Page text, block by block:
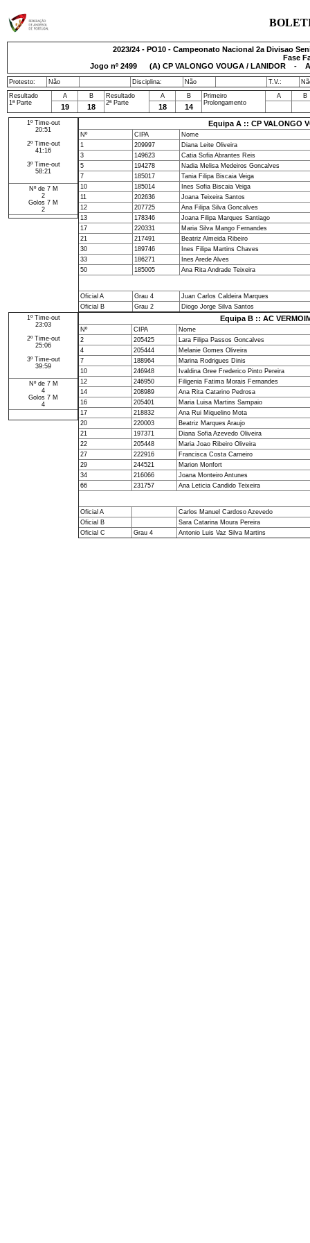
2023/24 - PO10 - Campeonato Nacional 2a Divisao
Fase
Jogo nº 2499(A) CP VALONGO VOUGA / LANIDOR -
Protesto: Não Disciplina: Não T.V.:
Resultado
1ª Parte
A B
Resultado
2ª Parte
A B
Primeiro
Prolongamento
A B
19 18 18 14
1º Time-out
20:51
2º Time-out
41:16
3º Time-out
58:21
Nº de 7 M
2
Golos 7 M
2
Equipa A :: CP VALONGO
Nº CIPA
Nome
1
209997
Diana Leite Oliveira
3
149623
Catia Sofia Abrantes Reis
5
194278
Nadia Melisa Medeiros Goncalves
7
185017
Tania Filipa Biscaia Veiga
10
185014
Ines Sofia Biscaia Veiga
11
202636
Joana Teixeira Santos
12
207725
Ana Filipa Silva Goncalves
13
178346
Joana Filipa Marques Santiago
17
220331
Maria Silva Mango Fernandes
21
217491
Beatriz Almeida Ribeiro
30
189746
Ines Filipa Martins Chaves
33
186271
Ines Arede Alves
50
185005 Ana Rita Andrade Teixeira
Oficial A Grau 4
Juan Carlos Caldeira Marques
Oficial B
Grau 2
Diogo Jorge Silva Santos
1º Time-out
23:03
2º Time-out
25:06
3º Time-out
39:59
Nº de 7 M
4
Golos 7 M
4
Equipa B :: AC
Nº CIPA
Nome
2
205425
Lara Filipa Passos Goncalves
4
205444
Melanie Gomes Oliveira
7
188964
Marina Rodrigues Dinis
10
246948
Ivaldina Gree Frederico Pinto Pereira
12
246950
Filigenia Fatima Morais Fernandes
14
208989
Ana Rita Catarino Pedrosa
16
205401
Maria Luisa Martins Sampaio
17
218832
Ana Rui Miquelino Mota
20
220003
Beatriz Marques Araujo
21
197371
Diana Sofia Azevedo Oliveira
22
205448
Maria Joao Ribeiro Oliveira
27
222916
Francisca Costa Carneiro
29
244521
Marion Monfort
34
216066
Joana Monteiro Antunes
66
231757 Ana Leticia Candido Teixeira
Oficial A
Carlos Manuel Cardoso Azevedo
Oficial B
Sara Catarina Moura Pereira
Oficial C
Grau 4 Antonio Luis Vaz Silva Martins